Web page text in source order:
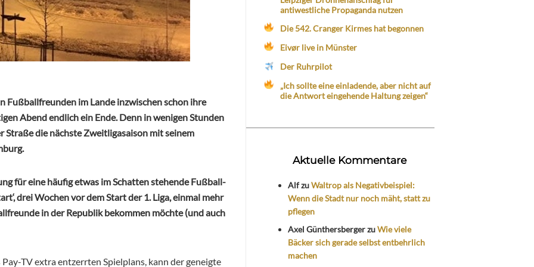
Fußballfreunden im Lande inzwischen schon ihre
Abend endlich ein Ende. Denn in wenigen Stunden
die nächste Zweitligasaison mit seinem
für eine häufig etwas im Schatten stehende Fußball-
drei Wochen vor dem Start der 1. Liga, einmal mehr
in der Republik bekommen möchte (und auch
TV extra entzerrten Spielplans, kann der geneigte
antiwestliche Propaganda nutzen
Die 542. Cranger Kirmes hat begonnen
Eivør live in Münster
Der Ruhrpilot
„Ich sollte eine einladende, aber nicht auf
die Antwort eingehende Haltung zeigen“
Aktuelle Kommentare
AlfzuWaltrop als Negativbeispiel:
Wenn die Stadt nur noch mäht, statt zu
pflegen
Axel GünthersbergerzuWie viele
Bäcker sich gerade selbst entbehrlich
machen